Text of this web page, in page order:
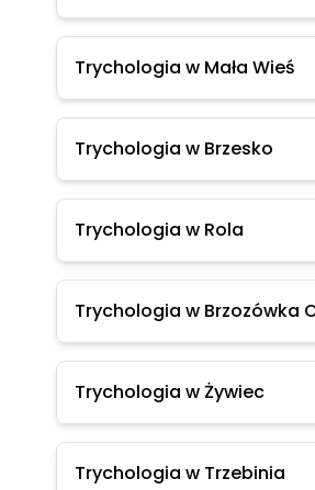
Trychologia w Mała Wieś
Trychologia w Brzesko
Trychologia w Rola
Trychologia w Brzozówka
Trychologia w Żywiec
Trychologia w Trzebinia